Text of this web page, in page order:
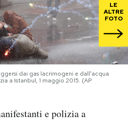
LE
ALTRE
FOTO
dai gas lacrimogeni e dall'acqua
a Istanbul, 1 maggio 2015. (AP
e polizia a